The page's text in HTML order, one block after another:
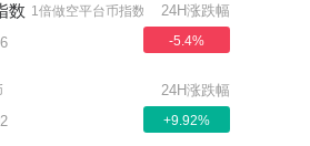
数 1倍做空平台币指数币 24H涨跌幅
-5.4%
24H涨跌幅
+9.92%